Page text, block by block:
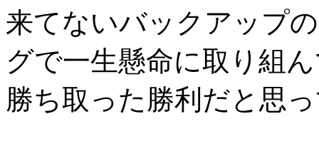
来てないバックアップ
グで一生懸命に取り組
勝ち取った勝利だと思